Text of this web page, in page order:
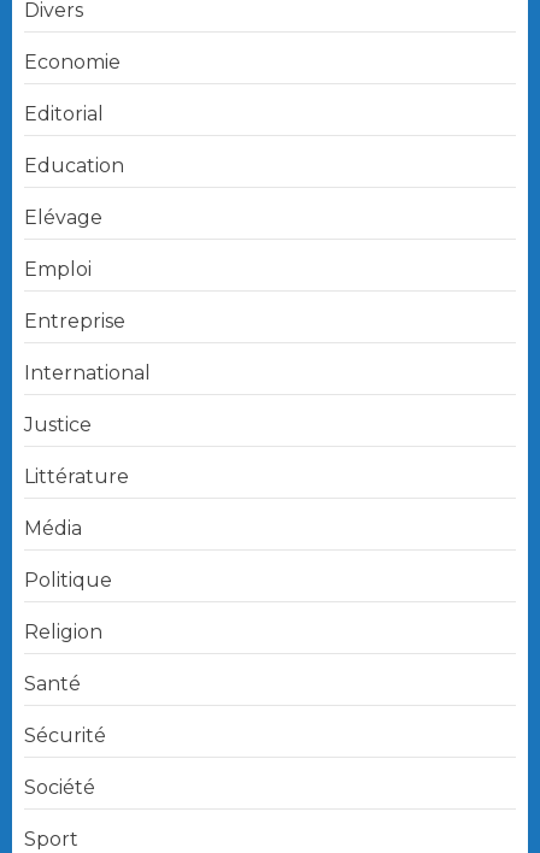
Divers
Economie
Editorial
Education
Elévage
Emploi
Entreprise
International
Justice
Littérature
Média
Politique
Religion
Santé
Sécurité
Société
Sport